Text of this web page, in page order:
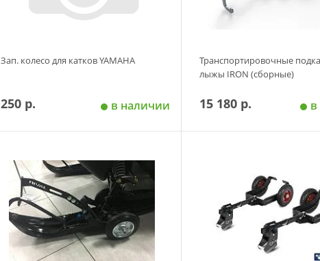
Зап. колесо для катков YAMAHA
250 р. в наличии
Транспортировочные
лыжы IRON (сборные)
15 180 р.